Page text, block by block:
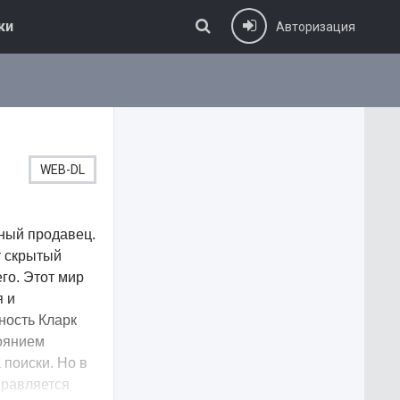
Авторизация
WEB-DL
продавец.
скрытый
Этот мир
и
Кларк
поиски. Но в